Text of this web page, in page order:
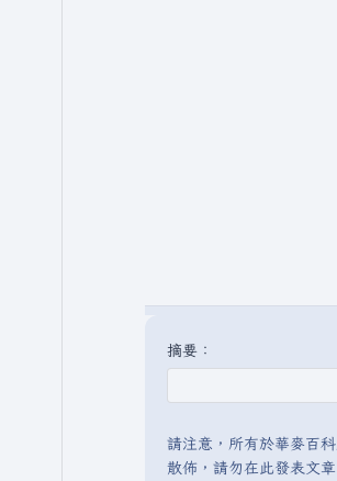
摘要：
請注意，所有於華麥百
散佈，請勿在此發表文章